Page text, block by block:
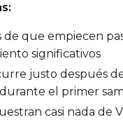
de que empiecen
significativos
justo después
el primer
casi nada de